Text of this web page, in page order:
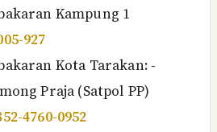
Kampung 1
927
Kota Tarakan: -
Praja (Satpol PP)
4760-0952